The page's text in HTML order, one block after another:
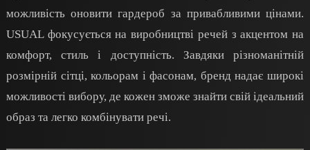
можливість оновити гардероб за привабливими цінами.
USUAL фокусується на виробництві речей з акцентом на
комфорт, стиль і доступність. Завдяки різноманітній
розмірній сітці, кольорам і фасонам, бренд надає широкі
можливості вибору, де кожен зможе знайти свій ідеальний
образ та легко комбінувати речі.